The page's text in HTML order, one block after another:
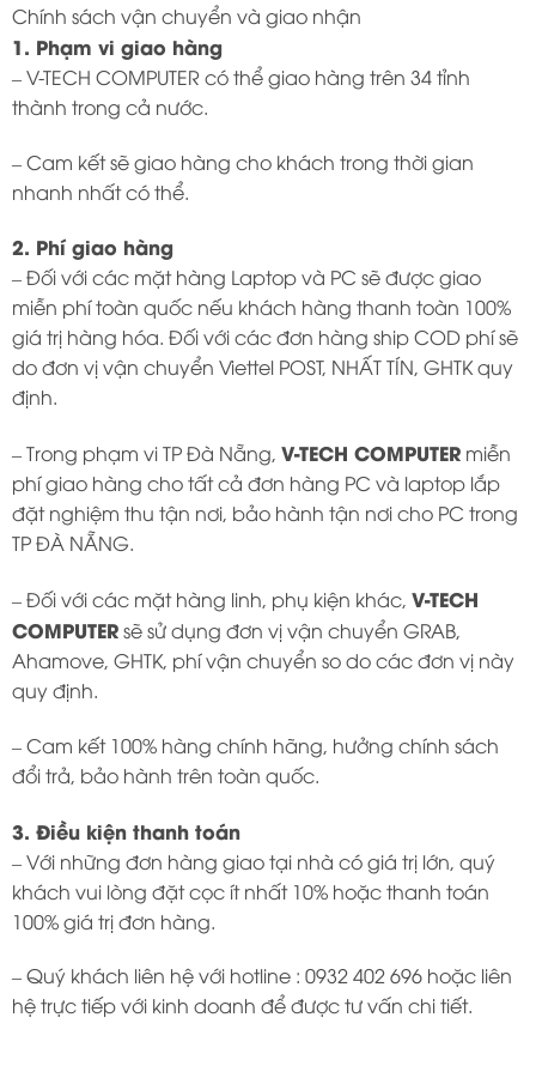
Chính sách vận chuyển và giao nhận
1. Phạm vi giao hàng
– V-TECH COMPUTER có thể giao hàng trên 34 tỉnh
thành trong cả nước.
– Cam kết sẽ giao hàng cho khách trong thời gian
nhanh nhất có thể.
2. Phí giao hàng
– Đối với các mặt hàng Laptop và PC sẽ được giao
miễn phí toàn quốc nếu khách hàng thanh toàn 100%
giá trị hàng hóa. Đối với các đơn hàng ship COD phí sẽ
do đơn vị vận chuyển Viettel POST, NHẤT TÍN, GHTK quy
định.
– Trong phạm vi TP Đà Nẵng, V-TECH COMPUTER miễn
phí giao hàng cho tất cả đơn hàng PC và laptop lắp
đặt nghiệm thu tận nơi, bảo hành tận nơi cho PC trong
TP ĐÀ NẴNG.
– Đối với các mặt hàng linh, phụ kiện khác, V-TECH
COMPUTERsẽ sử dụng đơn vị vận chuyển GRAB,
Ahamove, GHTK, phí vận chuyển so do các đơn vị này
quy định.
– Cam kết 100% hàng chính hãng, hưởng chính sách
đổi trả, bảo hành trên toàn quốc.
3. Điều kiện thanh toán
– Với những đơn hàng giao tại nhà có giá trị lớn, quý
khách vui lòng đặt cọc ít nhất 10% hoặc thanh toán
100% giá trị đơn hàng.
– Quý khách liên hệ với hotline : 0932 402 696 hoặc liên
hệ trực tiếp với kinh doanh để được tư vấn chi tiết.